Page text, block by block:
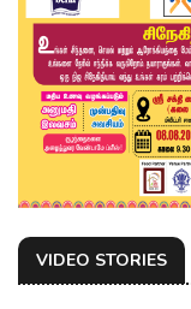
VIDEO STORIES